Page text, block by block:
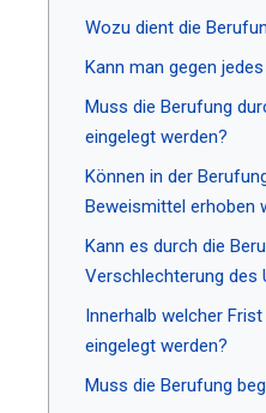
Wozu dient die
Kann man gegen
Muss die Berufung
eingelegt werden?
Können in der
Beweismittel erhoben
Kann es durch die
Verschlechterung des
Innerhalb welcher
eingelegt werden?
Muss die Berufung